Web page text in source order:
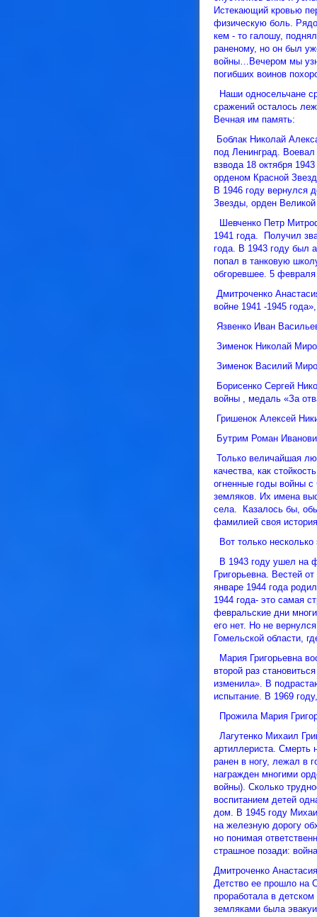
Истекающий кровью
физическую боль.
кем - то галошу,
раненому, но он был
войны…Вечером мы
погибших воинов
Наши односельчане
сражений осталось
Вечная им память:
Боблак Николай
под Ленинград.
взвода 18 октября
орденом Красной
В 1946 году вернулся
Звезды, орден
Шевченко Петр
1941 года. Получил
года. В 1943 году был
попал в танковую
обгоревшее. 5
Дмитроченко
войне 1941 -1945
Язвенко Иван
Зименок Николай
Зименок Василий
Борисенко Сергей
войны , медаль «За
Гришенок Алексей
Бутрим Роман
Только величайшая
качества, как
огненные годы войны
земляков. Их имена
села. Казалось бы,
фамилией своя
Вот только
В 1943 году ушел на
Григорьевна. Вестей
январе 1944 года
1944 года- это самая
февральские дни
его нет. Но не
Гомельской области,
Мария Григорьевна
второй раз
изменила». В
испытание. В 1969
Прожила Мария
Лагутенко Михаил
артиллериста. Смерть
ранен в ногу, лежал в
награжден многими
войны). Сколько
воспитанием детей
дом. В 1945 году
на железную дорогу
но понимая
страшное позади:
Дмитроченко
Детство ее прошло на
проработала в
земляками была